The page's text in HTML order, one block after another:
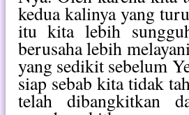
kedua kalinya yang
itu kita lebih
berusaha lebih
yang sedikit sebelum
siap sebab kita tidak
telah dibangkitkan